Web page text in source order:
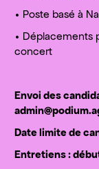
• Poste basé à
• Déplacements
concert
Envoi des
Date limite de
Entretiens :